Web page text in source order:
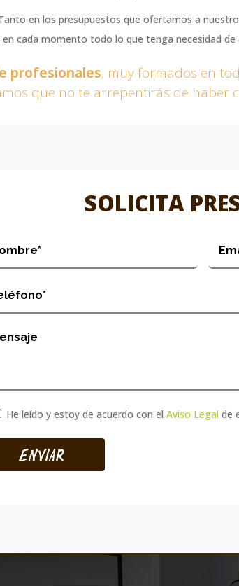
en los presupuestos que ofertamos a
cada momento todo lo que tenga necesidad de
profesionales, muy formados en
que no te arrepentirás de
SOLICITA
He leído y estoy de acuerdo con el Aviso Legal de